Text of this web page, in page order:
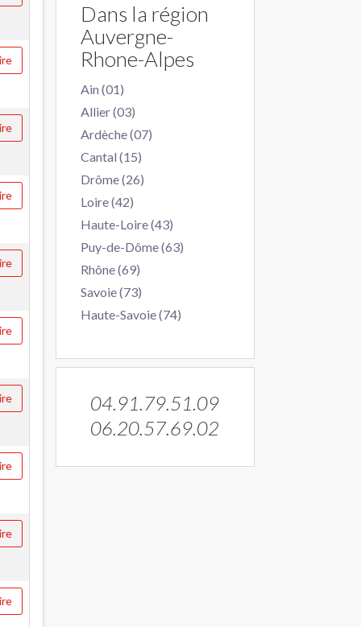
Dans la région
Auvergne-
Rhone-Alpes
Ain (01)
Allier (03)
Ardèche (07)
Cantal (15)
Drôme (26)
Loire (42)
Haute-Loire (43)
Puy-de-Dôme (63)
Rhône (69)
Savoie (73)
Haute-Savoie (74)
04.91.79.51.09
06.20.57.69.02